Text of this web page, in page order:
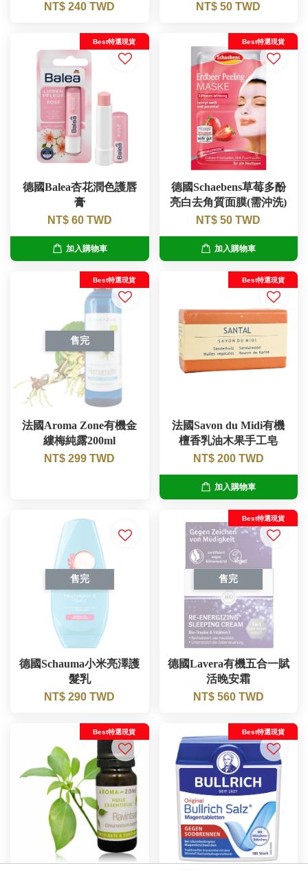
NT$ 240 TWD
NT$ 50 TWD
Best特選現貨
德國Balea杏花潤色護唇
膏
NT$ 60 TWD
加入購物車
Best特選現貨
德國Schaebens草莓多酚
亮白去角質面膜(需沖洗)
NT$ 50 TWD
加入購物車
售完
Best特選現貨
法國Aroma Zone有機金
縷梅純露200ml
NT$ 299 TWD
Best特選現貨
法國Savon du Midi有機
檀香乳油木果手工皂
NT$ 200 TWD
加入購物車
售完
德國Schauma小米亮澤護
髮乳
NT$ 290 TWD
售完
Best特選現貨
德國Lavera有機五合一賦
活晚安霜
NT$ 560 TWD
Best特選現貨 Best特選現貨